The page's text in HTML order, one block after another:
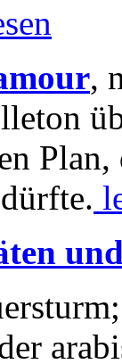
,
Plan,